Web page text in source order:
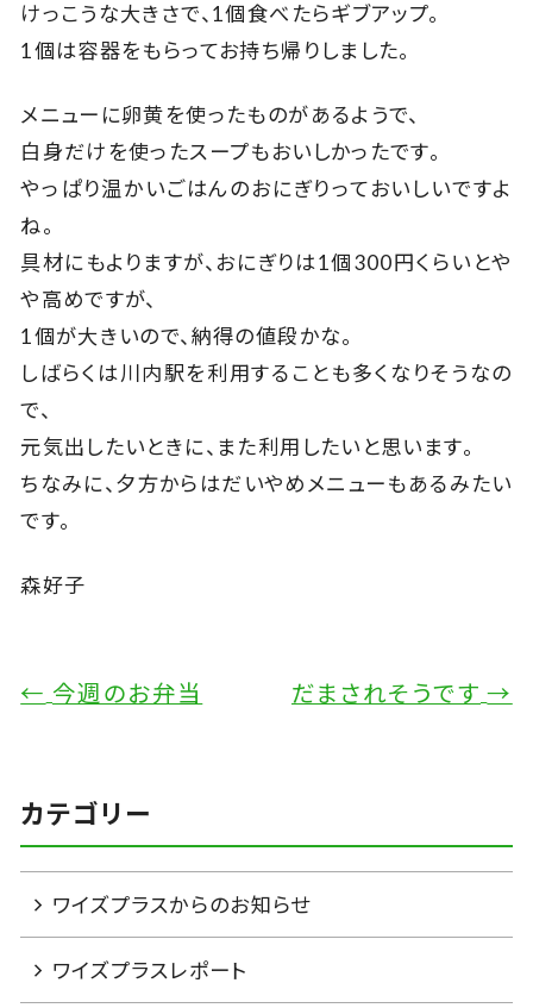
けっこうな大きさで、1個食べたらギブアップ。
1個は容器をもらってお持ち帰りしました。
メニューに卵黄を使ったものがあるようで、
白身だけを使ったスープもおいしかったです。
やっぱり温かいごはんのおにぎりっておいしいですよ
ね。
具材にもよりますが、おにぎりは1個300円くらいとや
や高めですが、
1個が大きいので、納得の値段かな。
しばらくは川内駅を利用することも多くなりそうなの
で、
元気出したいときに、また利用したいと思います。
ちなみに、夕方からはだいやめメニューもあるみたい
です。
森好子
← 今週のお弁当 だまされそうです →
カテゴリー
ワイズプラスからのお知らせ
ワイズプラスレポート